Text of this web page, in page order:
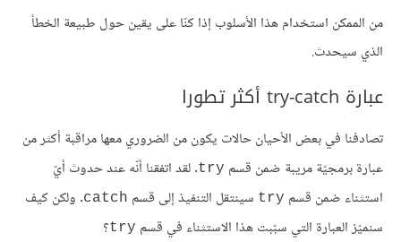
من الممكن استخدام هذا الأسلوب إذا كنّا على يقين حول طبيعة الخطأ
الذي سيحدث.
عبارة try-catch أكثر تطورا
تصادفنا في بعض الأحيان حالات يكون من الضروري معها مراقبة أكثر من
عبارة برمجيّة مريبة ضمن قسم try. لقد اتفقنا أنّه عند حدوث أيّ
استثناء ضمن قسم try سينتقل التنفيذ إلى قسم catch. ولكن كيف
سنميّز العبارة التي سبّبت هذا الاستثناء في قسم try؟